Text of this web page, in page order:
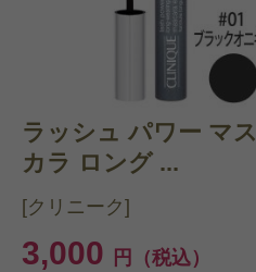
ラッシュ パワー マス
カラ ロング ...
[クリニーク]
3,000 円（税込）